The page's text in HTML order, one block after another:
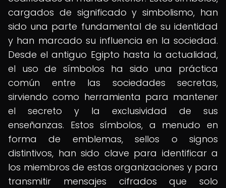
cargados de significado y simbolismo, han
sido una parte fundamental de su identidad
y han marcado su influencia en la sociedad.
Desde el antiguo Egipto hasta la actualidad,
el uso de símbolos ha sido una práctica
común entre las sociedades secretas,
sirviendo como herramienta para mantener
el secreto y la exclusividad de sus
enseñanzas. Estos símbolos, a menudo en
forma de emblemas, sellos o signos
distintivos, han sido clave para identificar a
los miembros de estas organizaciones y para
transmitir mensajes cifrados que solo